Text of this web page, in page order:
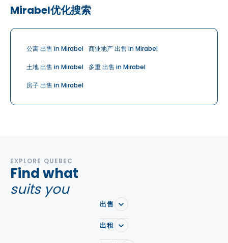
Mirabel优化搜索
公寓 出售 in Mirabel 商业地产 出售 in Mirabel
土地 出售 in Mirabel 多重 出售 in Mirabel
房子 出售 in Mirabel
EXPLORE QUEBEC
Find what
suits you
出售
出租